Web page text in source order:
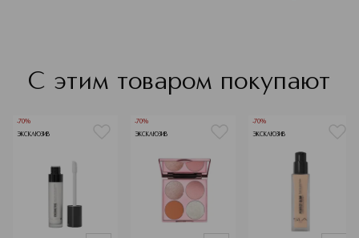
С этим товаром покупают
-70%
ЭКСКЛЮЗИВ
-70%
ЭКСКЛЮЗИВ
-70%
ЭКСКЛЮЗИВ